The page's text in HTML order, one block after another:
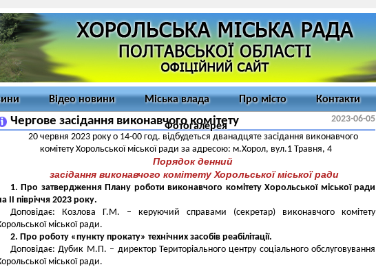
Відео новини Міська влада Про місто Контакти
Фотогалерея
Чергове засідання виконавчого комітету
2023-06-05
20 червня 2023 року о 14-00 год. відбудеться дванадцяте засідання виконавчого
комітету Хорольської міської ради за адресою: м.Хорол, вул.1 Травня, 4
Порядок денний
засідання виконавчого комітету Хорольської міської ради
1. Про затвердження Плану роботи виконавчого комітету Хорольської міської ради
ІІ півріччя 2023 року.
Доповідає: Козлова Г.М. – керуючий справами (секретар) виконавчого комітету
міської ради.
2. Про роботу «пункту прокату» технічних засобів реабілітації.
Доповідає: Дубик М.П. – директор Територіального центру соціального обслуговування
міської ради.